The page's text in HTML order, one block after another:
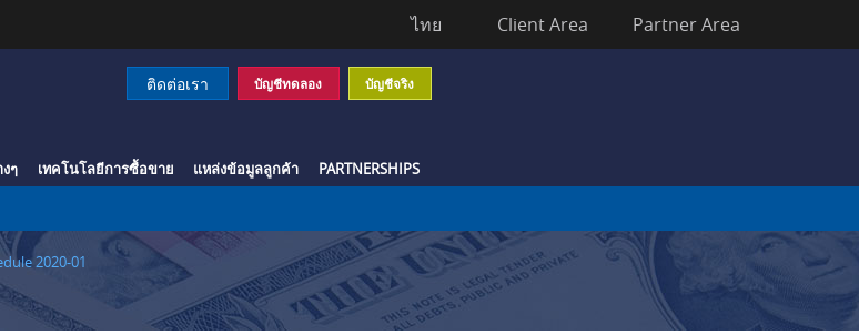
ไทย Client Area
Partner Area
ติดต่อเรา บัญชีทดลอง บัญชีจริง
ๆ เทคโนโลยีการซื้อขาย แหล่งข้อมูลลูกค้า PARTNERSHIPS
2020-01